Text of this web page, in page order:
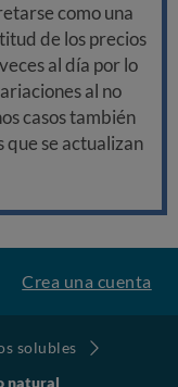
como una
de los precios
al día por lo
al no
casos también
que se actualizan
Crea una cuenta
solubles
natural